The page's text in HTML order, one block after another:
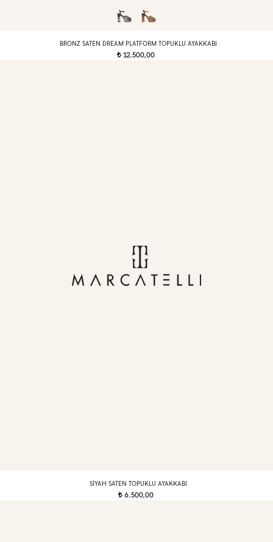
BRONZ SATEN DREAM PLATFORM TOPUKLU AYAKKABI
t 12.500,00
SIYAH SATEN TOPUKLU AYAKKABI
t 6.500,00